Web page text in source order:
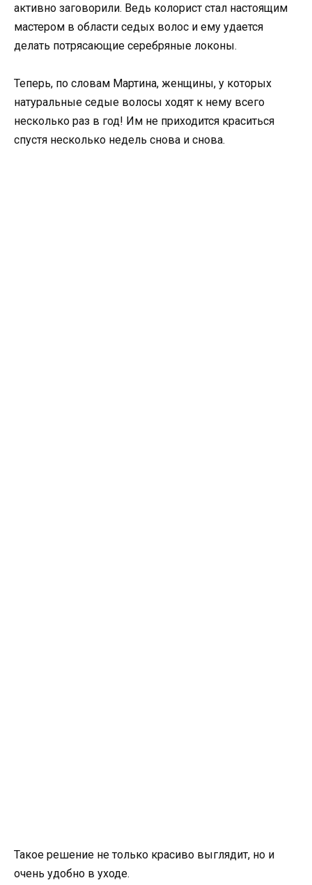
активно заговорили. Ведь колорист стал настоящим
мастером в области седых волос и ему удается
делать потрясающие серебряные локоны.
Теперь, по словам Мартина, женщины, у которых
натуральные седые волосы ходят к нему всего
несколько раз в год! Им не приходится краситься
спустя несколько недель снова и снова.
Такое решение не только красиво выглядит, но и
очень удобно в уходе.